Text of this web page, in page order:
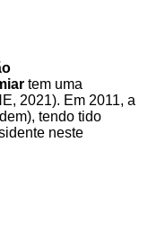
tem uma
2021). Em 2011, a
tendo tido
neste